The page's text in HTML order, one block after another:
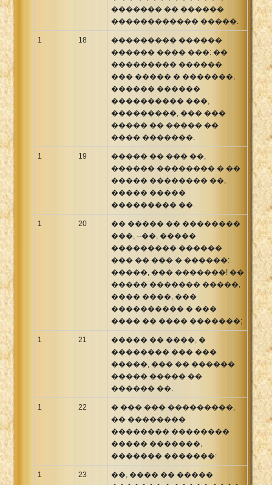
������� �� ������
������������ �����.
1 18
��������� ������
������ ���� ���: ��
��������� ������
��� ����� � �������,
������ ������
���������� ���,
���������, ��� ���
����� �� ����� ��
���� �������.
1 19
����� �� ��� ��,
������ �������� � ��
����� �������� ��,
����� �����
��������� ��.
1 20
�� ����� �� ��������
���, --��, �����
��������� ������
��� �� ��� � ������:
�����, ��� �������! ��
����� ������� �����,
���� ����, ���
���������� � ���
���� �� ���� �������;
1 21
����� �� ����, �
�������� ��� ���
�����, ��� �� ������
����� ����� ��
������ ��.
1 22
� ��� ��� ���������,
�� ��������
�������� ��������
����� �������,
������� �������:
1 23
��, ���� �� �����